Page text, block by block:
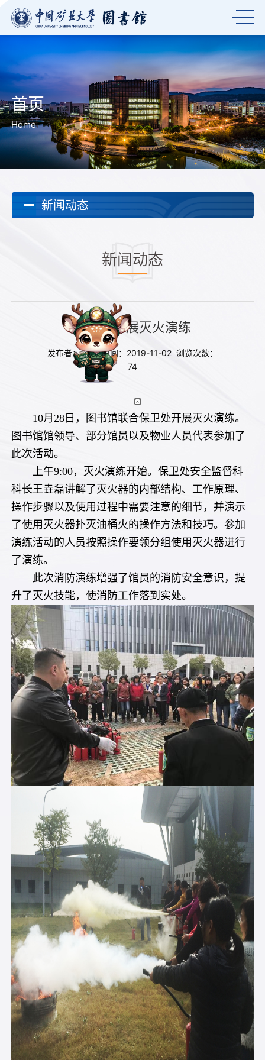
首页
Home
新闻动态
新闻动态
图书馆开展灭火演练
发布者： 发布时间：2019-11-02 浏览次数：
74
10月28日，图书馆联合保卫处开展灭火演练。
图书馆馆领导、部分馆员以及物业人员代表参加了
此次活动。
上午9:00，灭火演练开始。保卫处安全监督科
科长王垚磊讲解了灭火器的内部结构、工作原理、
操作步骤以及使用过程中需要注意的细节，并演示
了使用灭火器扑灭油桶火的操作方法和技巧。参加
演练活动的人员按照操作要领分组使用灭火器进行
了演练。
此次消防演练增强了馆员的消防安全意识，提
升了灭火技能，使消防工作落到实处。